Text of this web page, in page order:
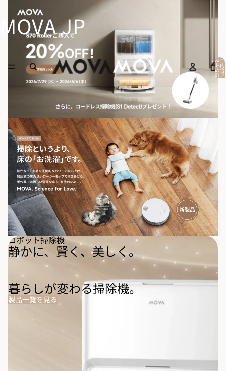
MOVA JP
カー
ト内
の合
計ア
イテ
ロボット掃除機
静かに、賢く、美しく。
暮らしが変わる掃除機。
製品一覧を見る